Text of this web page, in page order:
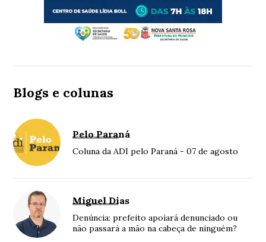
Blogs e colunas
Pelo Paraná
Coluna da ADI pelo Paraná - 07 de agosto
Miguel Dias
Denúncia: prefeito apoiará denunciado ou
não passará a mão na cabeça de ninguém?